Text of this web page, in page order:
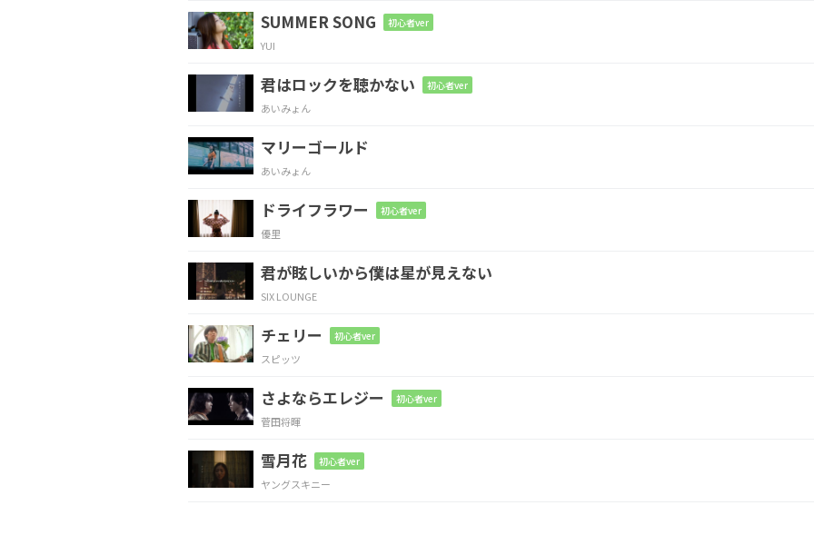
琥珀 色の月、 塞いだ口、
泳ぎ 慣れた街、
夢
Am
現の星、
F
灰色の森、
喉の渇き、
F
最低な聖
C
待っていた停
F
再現した正 解をひとくち
SUMMER SONG 初心者ver
YUI
君はロックを聴かない 初心者ver
あいみょん
マリーゴールド
あいみょん
ドライフラワー 初心者ver
優里
君が眩しいから僕は星が見えない
SIX LOUNGE
チェリー 初心者ver
スピッツ
さよならエレジー 初心者ver
菅田将暉
雪月花 初心者ver
ヤングスキニー